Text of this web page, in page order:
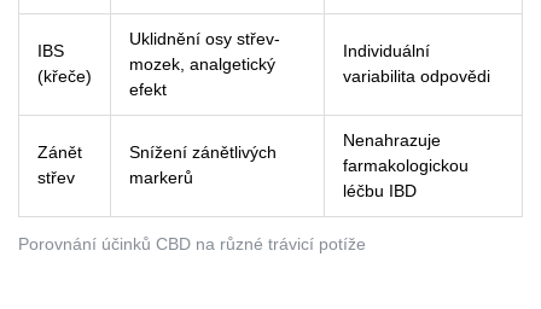
Porovnání účinků CBD na různé trávicí potíže
IBS
(křeče)
Uklidnění osy střev-
mozek, analgetický
efekt
Individuální
variabilita odpovědi
Zánět
střev
Snížení zánětlivých
markerů
Nenahrazuje
farmakologickou
léčbu IBD